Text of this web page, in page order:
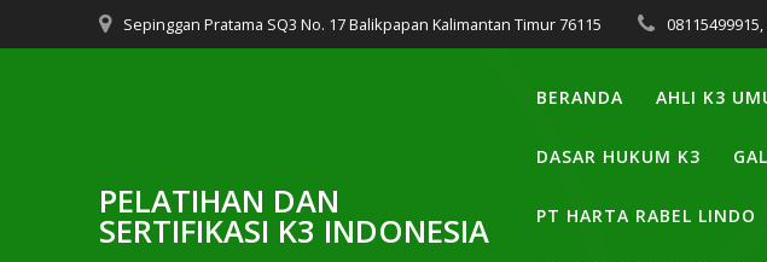
to
Sepinggan Pratama SQ3 No. 17 Balikpapan Kalimantan Timur 76115
PELATIHAN DAN
SERTIFIKASI K3 INDONESIA
BERANDA AHLI K3
DASAR HUKUM K3
PT HARTA RABEL LINDO